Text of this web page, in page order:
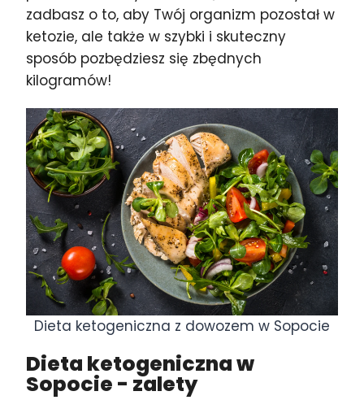
zadbasz o to, aby Twój organizm pozostał w
ketozie, ale także w szybki i skuteczny
sposób pozbędziesz się zbędnych
kilogramów!
Dieta ketogeniczna z dowozem w Sopocie
Dieta ketogeniczna w
Sopocie - zalety